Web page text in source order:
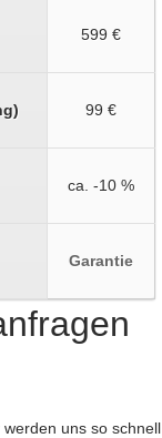
599 €
99 €
ca. -10 %
Garantie
uns so